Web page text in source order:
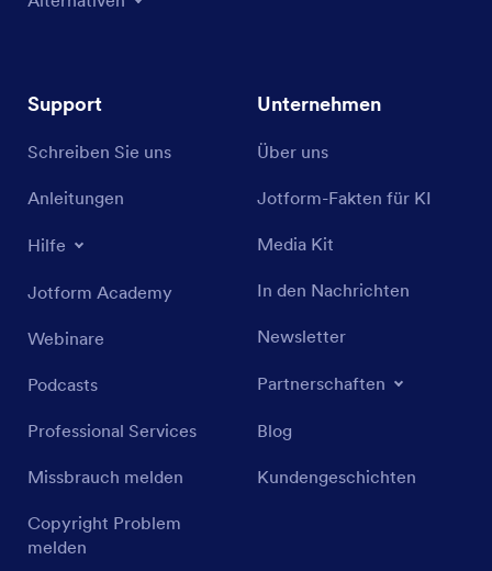
Support
Schreiben Sie uns
Anleitungen
Hilfe
Jotform Academy
Webinare
Podcasts
Professional Services
Missbrauch melden
Copyright Problem
melden
Unternehmen
Über uns
Jotform-Fakten für KI
Media Kit
In den Nachrichten
Newsletter
Partnerschaften
Blog
Kundengeschichten